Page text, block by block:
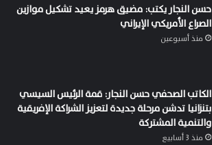
حسن النجار يكتب: مضيق هرمز يعيد تشكيل موازين
الصراع الأمريكي الإيراني
منذ أسبوعين
الكاتب الصحفي حسن النجار: قمة الرئيس السيسي
بتنزانيا تدشن مرحلة جديدة لتعزيز الشراكة الإفريقية
والتنمية المشتركة
منذ 3 أسابيع